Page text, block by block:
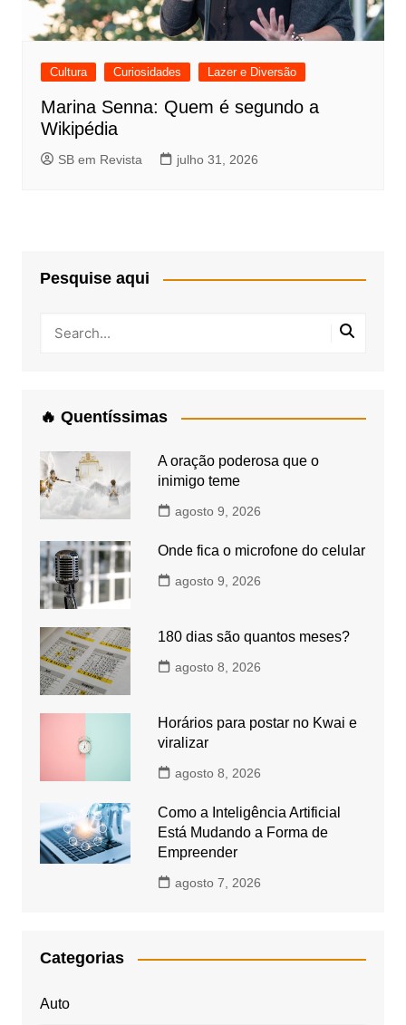
Cultura Curiosidades Lazer e Diversão
Marina Senna: Quem é segundo a
Wikipédia
SB em Revista julho 31, 2026
Pesquise aqui
🔥 Quentíssimas
A oração poderosa que o
inimigo teme
agosto 9, 2026
Onde fica o microfone do celular
agosto 9, 2026
180 dias são quantos meses?
agosto 8, 2026
Horários para postar no Kwai e
viralizar
agosto 8, 2026
Como a Inteligência Artificial
Está Mudando a Forma de
Empreender
agosto 7, 2026
Categorias
Auto